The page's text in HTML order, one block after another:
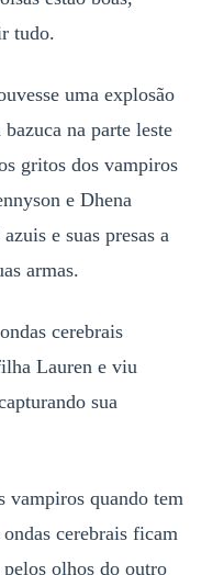
tudo.
uma explosão
na parte leste
gritos dos vampiros
e Dhena
e suas presas a
armas.
cerebrais
Lauren e viu
sua
vampiros quando tem
cerebrais ficam
olhos do outro